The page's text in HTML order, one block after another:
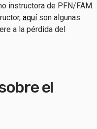
instructora de PFN/FAM.
aquíson algunas
a la pérdida del
el